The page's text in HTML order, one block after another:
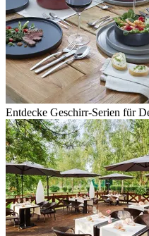
Entdecke Geschirr-Serien für